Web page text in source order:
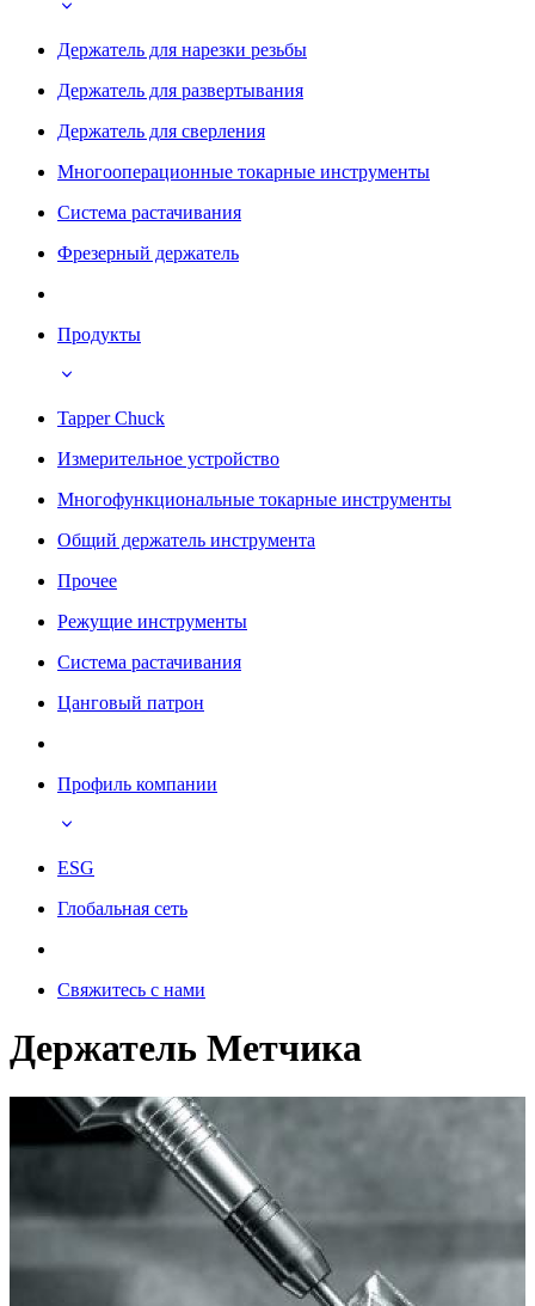
Держатель для нарезки резьбы
Держатель для развертывания
Держатель для сверления
Многооперационные токарные инструменты
Система растачивания
Фрезерный держатель
Продукты
Tapper Chuck
Измерительное устройство
Многофункциональные токарные инструменты
Общий держатель инструмента
Прочее
Режущие инструменты
Система растачивания
Цанговый патрон
Профиль компании
ESG
Глобальная сеть
Свяжитесь с нами
Держатель Метчика